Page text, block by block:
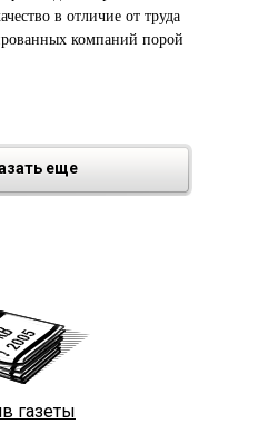
в отличие от труда
компаний порой
еще
газеты